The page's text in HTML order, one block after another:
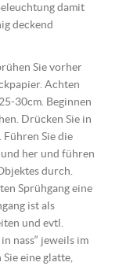
damit
deckend
Sie vorher
Achten
30cm. Beginnen
Drücken Sie in
Sie die
her und führen
durch.
Sprühgang eine
ist als
und evtl.
nass“ jeweils im
eine glatte,